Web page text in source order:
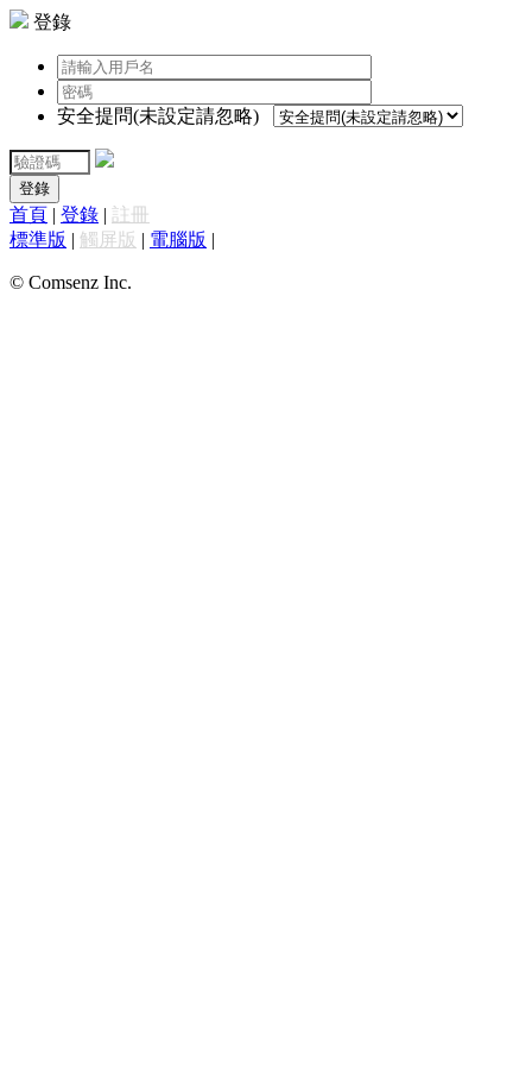
登錄
安全提問(未設定請忽略)
登錄
首頁 | 登錄 | 註冊
標準版 | 觸屏版 | 電腦版 |
© Comsenz Inc.